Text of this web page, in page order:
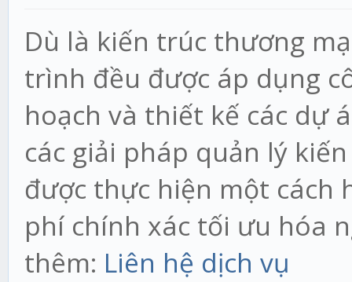
Dù là kiến trúc thương
trình đều được áp dụng
hoạch và thiết kế các dự
các giải pháp quản lý
được thực hiện một cách
phí chính xác tối ưu hóa
thêm: Liên hệ dịch vụ